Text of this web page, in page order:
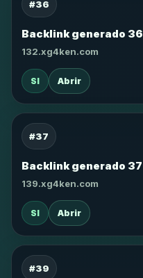
#36
Backlink generado 36
132.xg4ken.com
SI Abrir
#37
Backlink generado 37
139.xg4ken.com
SI Abrir
#39